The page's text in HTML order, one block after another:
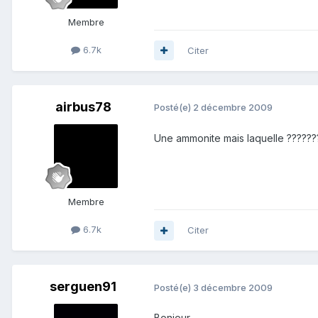
Membre
6.7k Citer
airbus78
Membre
6.7k
Posté(e) 2 décembre 2009
Une ammonite mais laquelle
Citer
serguen91 Posté(e) 3 décembre 2009